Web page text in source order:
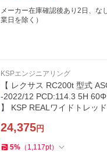
メーカー在庫確認後あり2日、な
業日を除く）
KSPエンジニアリング
【 レクサス RC200t 型式
-2022/12 PCD:114.3 5H
】 KSP REALワイドトレッ
24,375円
5% （ 1,117pt）